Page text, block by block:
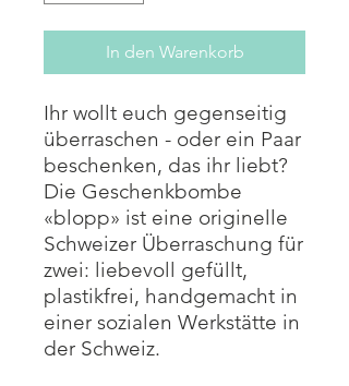
In den Warenkorb
Ihr wollt euch gegenseitig
überraschen - oder ein Paar
beschenken, das ihr liebt?
Die Geschenkbombe
«blopp» ist eine originelle
Schweizer Überraschung für
zwei: liebevoll gefüllt,
plastikfrei, handgemacht in
einer sozialen Werkstätte in
der Schweiz.